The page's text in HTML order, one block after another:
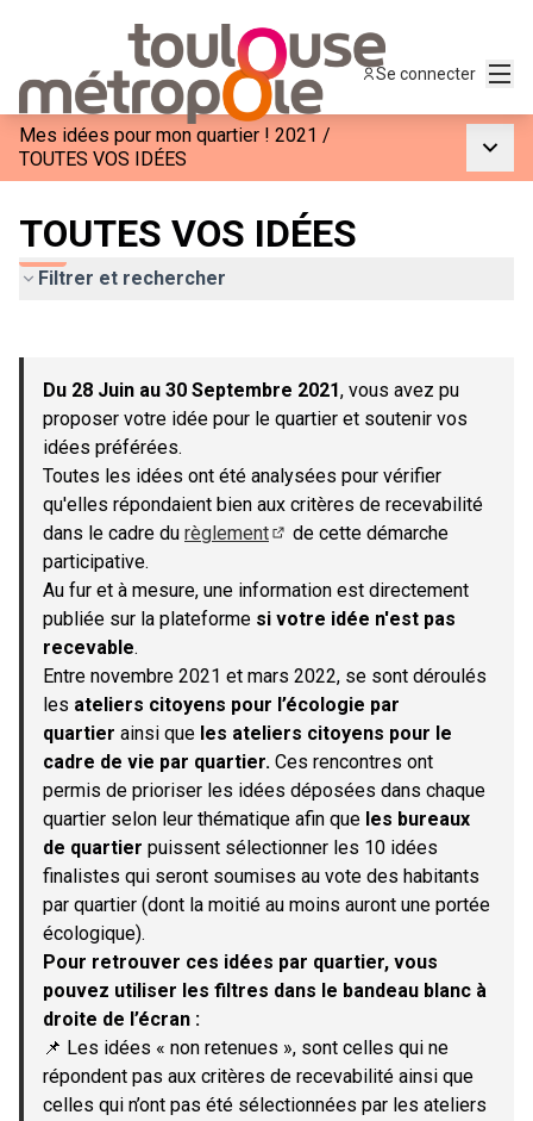
Se connecter
Mes idées pour mon quartier ! 2021 /
TOUTES VOS IDÉES
TOUTES VOS IDÉES
Filtrer et rechercher
−
Du 28 Juin au 30 Septembre 2021, vous avez pu
proposer votre idée pour le quartier et soutenir vos
idées préférées.
Toutes les idées ont été analysées pour vérifier
qu'elles répondaient bien aux critères de recevabilité
dans le cadre du règlement
de cette démarche
participative.
Au fur et à mesure, une information est directement
publiée sur la plateforme si votre idée n'est pas
recevable.
Entre novembre 2021 et mars 2022, se sont déroulés
les ateliers citoyens pour l’écologie par
quartier ainsi que les ateliers citoyens pour le
cadre de vie par quartier. Ces rencontres ont
permis de prioriser les idées déposées dans chaque
quartier selon leur thématique afin que les bureaux
de quartier puissent sélectionner les 10 idées
finalistes qui seront soumises au vote des habitants
par quartier (dont la moitié au moins auront une portée
écologique).
Pour retrouver ces idées par quartier, vous
pouvez utiliser les filtres dans le bandeau blanc à
droite de l’écran :
📌 Les idées « non retenues », sont celles qui ne
répondent pas aux critères de recevabilité ainsi que
celles qui n’ont pas été sélectionnées par les ateliers